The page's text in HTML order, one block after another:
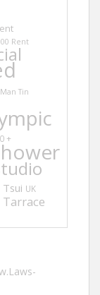
Rent
Tin
+
Tsui UK